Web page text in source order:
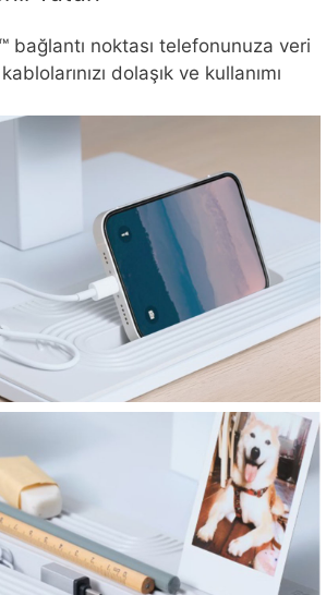
bağlantı noktası telefonunuza veri
dolaşık ve kullanımı